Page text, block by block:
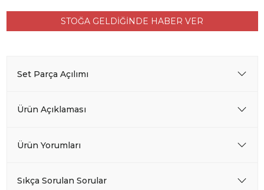
STOĞA GELDİĞİNDE HABER VER
Set Parça Açılımı
Ürün Açıklaması
Ürün Yorumları
Sıkça Sorulan Sorular